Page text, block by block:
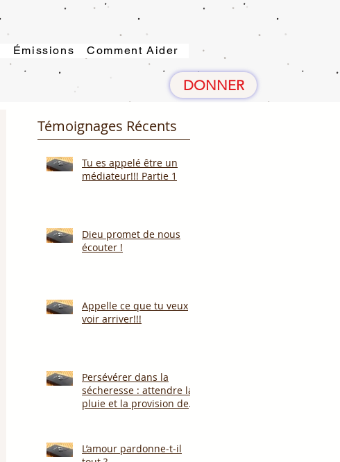
Émissions Comment Aider
DONNER
Témoignages Récents
Tu es appelé être un
médiateur!!! Partie 1
Dieu promet de nous
écouter !
Appelle ce que tu veux
voir arriver!!!
Persévérer dans la
sécheresse : attendre la
pluie et la provision de
L’amour pardonne-t-il